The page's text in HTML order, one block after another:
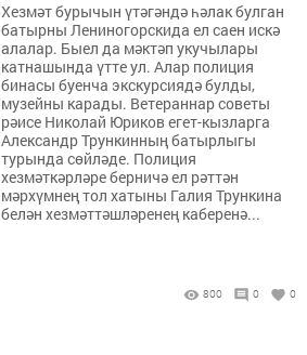
Хезмәт бурычын үтәгәндә һәлак булган
батырны Лениногорскида ел саен искә
алалар. Быел да мәктәп укучылары
катнашында үтте ул. Алар полиция
бинасы буенча экскурсиядә булды,
музейны карады. Ветераннар советы
рәисе Николай Юриков егет-кызларга
Александр Трункинның батырлыгы
турында сөйләде. Полиция
хезмәткәрләре берничә ел рәттән
мәрхүмнең тол хатыны Галия Трункина
белән хезмәттәшләренең каберенә...
800 0 0